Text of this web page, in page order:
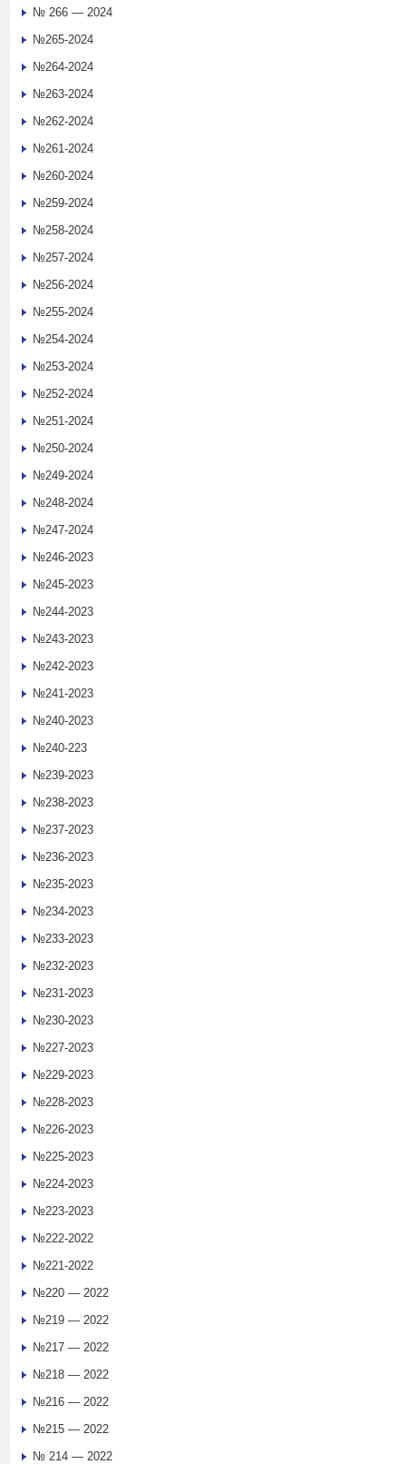
№ 266 — 2024
№265-2024
№264-2024
№263-2024
№262-2024
№261-2024
№260-2024
№259-2024
№258-2024
№257-2024
№256-2024
№255-2024
№254-2024
№253-2024
№252-2024
№251-2024
№250-2024
№249-2024
№248-2024
№247-2024
№246-2023
№245-2023
№244-2023
№243-2023
№242-2023
№241-2023
№240-2023
№240-223
№239-2023
№238-2023
№237-2023
№236-2023
№235-2023
№234-2023
№233-2023
№232-2023
№231-2023
№230-2023
№227-2023
№229-2023
№228-2023
№226-2023
№225-2023
№224-2023
№223-2023
№222-2022
№221-2022
№220 — 2022
№219 — 2022
№217 — 2022
№218 — 2022
№216 — 2022
№215 — 2022
№ 214 — 2022